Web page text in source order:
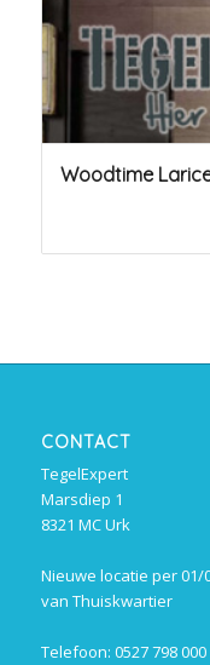
Woodtime
CONTACT
TegelExpert
Marsdiep 1
8321 MC Urk
Nieuwe locatie per 01/
van Thuiskwartier
Telefoon: 0527 798 000